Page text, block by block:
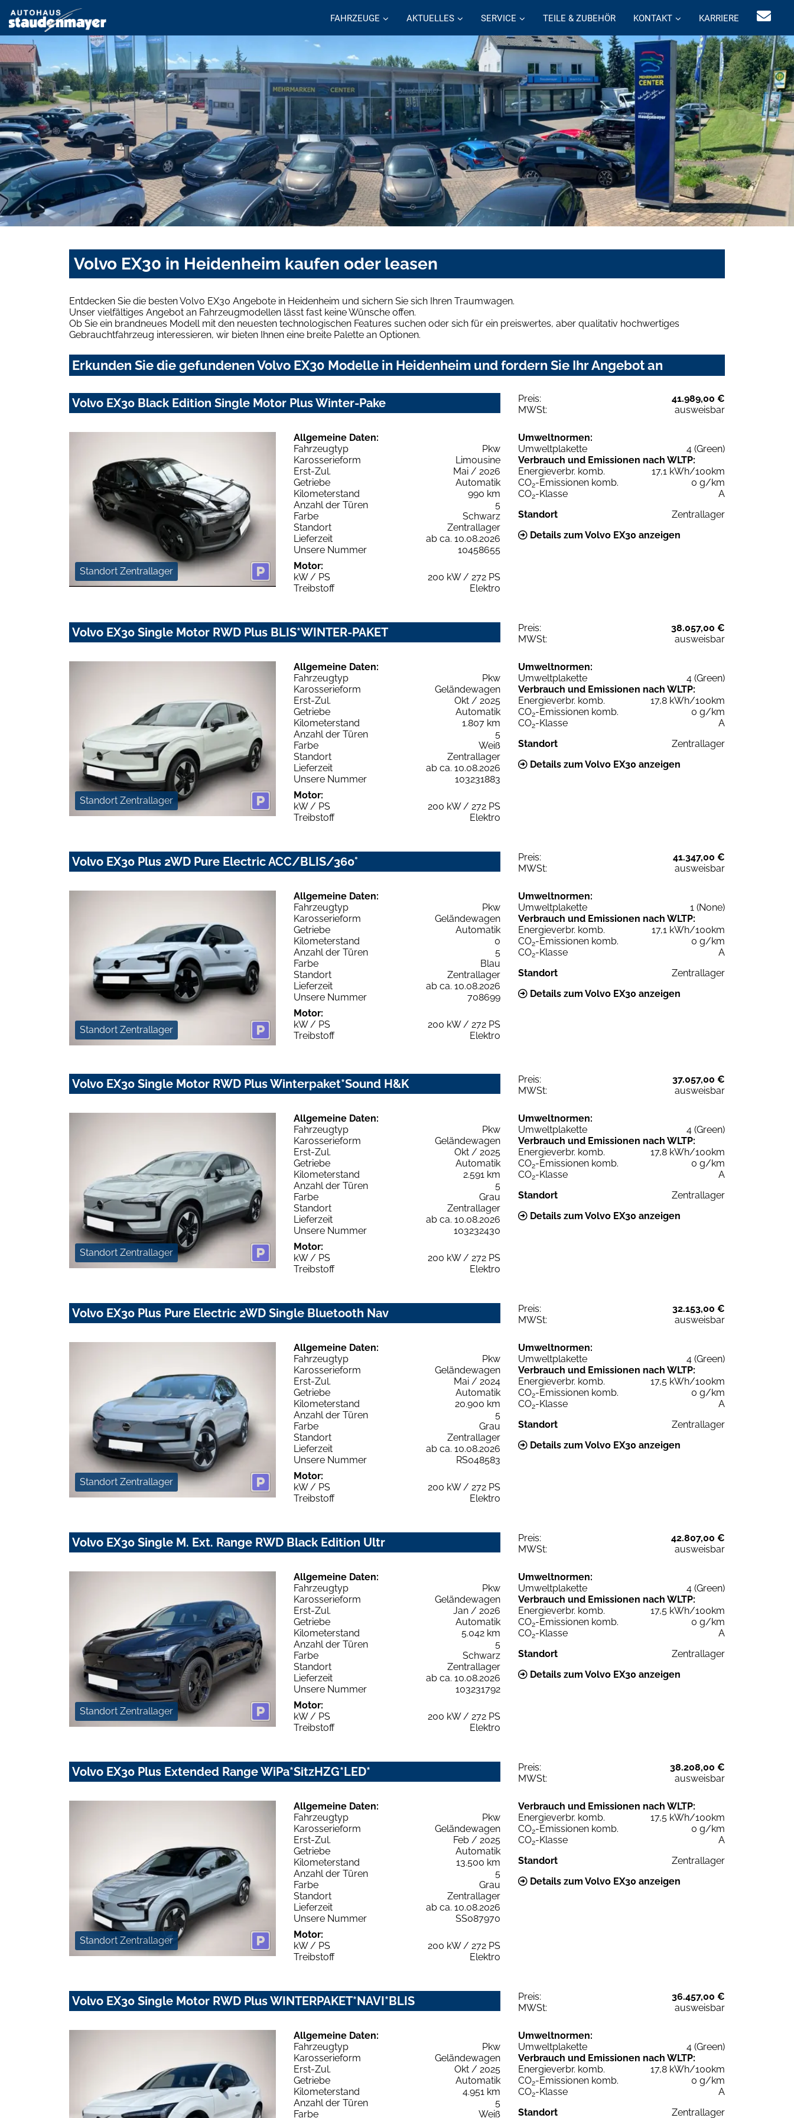
FAHRZEUGE AKTUELLES SERVICE TEILE & ZUBEHÖR KONTAKT KARRIERE
Volvo EX30 in Heidenheim kaufen oder leasen
Entdecken Sie die besten Volvo EX30 Angebote in Heidenheim und sichern Sie sich Ihren Traumwagen.
Unser vielfältiges Angebot an Fahrzeugmodellen lässt fast keine Wünsche offen.
Ob Sie ein brandneues Modell mit den neuesten technologischen Features suchen oder sich für ein preiswertes, aber qualitativ hochwertiges
Gebrauchtfahrzeug interessieren, wir bieten Ihnen eine breite Palette an Optionen.
Erkunden Sie die gefundenen Volvo EX30 Modelle in Heidenheim und fordern Sie Ihr Angebot an
Volvo EX30 Black Edition Single Motor Plus Winter-Pake Preis:
41.989,00 €
MWSt:
ausweisbar
Standort Zentrallager
Allgemeine Daten:
Fahrzeugtyp
Pkw
Karosserieform
Limousine
Erst-Zul.
Mai / 2026
Getriebe
Automatik
Kilometerstand
990 km
Anzahl der Türen
5
Farbe
Schwarz
Standort
Zentrallager
Lieferzeit
ab ca. 10.08.2026
Unsere Nummer
10458655
Motor:
kW / PS
200 kW / 272 PS
Treibstoff
Elektro
Umweltnormen:
Umweltplakette
4 (Green)
Verbrauch und Emissionen nach WLTP:
Energieverbr. komb.
17,1 kWh/100km
CO2-Emissionen komb.
0 g/km
CO2-Klasse
A
Standort
Zentrallager
Details zum Volvo EX30 anzeigen
Volvo EX30 Single Motor RWD Plus BLIS*WINTER-PAKET Preis:
38.057,00 €
MWSt:
ausweisbar
Standort Zentrallager
Allgemeine Daten:
Fahrzeugtyp
Pkw
Karosserieform
Geländewagen
Erst-Zul.
Okt / 2025
Getriebe
Automatik
Kilometerstand
1.807 km
Anzahl der Türen
5
Farbe
Weiß
Standort
Zentrallager
Lieferzeit
ab ca. 10.08.2026
Unsere Nummer
103231883
Motor:
kW / PS
200 kW / 272 PS
Treibstoff
Elektro
Umweltnormen:
Umweltplakette
4 (Green)
Verbrauch und Emissionen nach WLTP:
Energieverbr. komb.
17,8 kWh/100km
CO2-Emissionen komb.
0 g/km
CO2-Klasse
A
Standort
Zentrallager
Details zum Volvo EX30 anzeigen
Volvo EX30 Plus 2WD Pure Electric ACC/BLIS/360° Preis:
41.347,00 €
MWSt:
ausweisbar
Standort Zentrallager
Allgemeine Daten:
Fahrzeugtyp
Pkw
Karosserieform
Geländewagen
Getriebe
Automatik
Kilometerstand
0
Anzahl der Türen
5
Farbe
Blau
Standort
Zentrallager
Lieferzeit
ab ca. 10.08.2026
Unsere Nummer
708699
Motor:
kW / PS
200 kW / 272 PS
Treibstoff
Elektro
Umweltnormen:
Umweltplakette
1 (None)
Verbrauch und Emissionen nach WLTP:
Energieverbr. komb.
17,1 kWh/100km
CO2-Emissionen komb.
0 g/km
CO2-Klasse
A
Standort
Zentrallager
Details zum Volvo EX30 anzeigen
Volvo EX30 Single Motor RWD Plus Winterpaket*Sound H&K Preis:
37.057,00 €
MWSt:
ausweisbar
Standort Zentrallager
Allgemeine Daten:
Fahrzeugtyp
Pkw
Karosserieform
Geländewagen
Erst-Zul.
Okt / 2025
Getriebe
Automatik
Kilometerstand
2.591 km
Anzahl der Türen
5
Farbe
Grau
Standort
Zentrallager
Lieferzeit
ab ca. 10.08.2026
Unsere Nummer
103232430
Motor:
kW / PS
200 kW / 272 PS
Treibstoff
Elektro
Umweltnormen:
Umweltplakette
4 (Green)
Verbrauch und Emissionen nach WLTP:
Energieverbr. komb.
17,8 kWh/100km
CO2-Emissionen komb.
0 g/km
CO2-Klasse
A
Standort
Zentrallager
Details zum Volvo EX30 anzeigen
Volvo EX30 Plus Pure Electric 2WD Single Bluetooth Nav Preis:
32.153,00 €
MWSt:
ausweisbar
Standort Zentrallager
Allgemeine Daten:
Fahrzeugtyp
Pkw
Karosserieform
Geländewagen
Erst-Zul.
Mai / 2024
Getriebe
Automatik
Kilometerstand
20.900 km
Anzahl der Türen
5
Farbe
Grau
Standort
Zentrallager
Lieferzeit
ab ca. 10.08.2026
Unsere Nummer
RS048583
Motor:
kW / PS
200 kW / 272 PS
Treibstoff
Elektro
Umweltnormen:
Umweltplakette
4 (Green)
Verbrauch und Emissionen nach WLTP:
Energieverbr. komb.
17,5 kWh/100km
CO2-Emissionen komb.
0 g/km
CO2-Klasse
A
Standort
Zentrallager
Details zum Volvo EX30 anzeigen
Volvo EX30 Single M. Ext. Range RWD Black Edition Ultr Preis:
42.807,00 €
MWSt:
ausweisbar
Standort Zentrallager
Allgemeine Daten:
Fahrzeugtyp
Pkw
Karosserieform
Geländewagen
Erst-Zul.
Jan / 2026
Getriebe
Automatik
Kilometerstand
5.042 km
Anzahl der Türen
5
Farbe
Schwarz
Standort
Zentrallager
Lieferzeit
ab ca. 10.08.2026
Unsere Nummer
103231792
Motor:
kW / PS
200 kW / 272 PS
Treibstoff
Elektro
Umweltnormen:
Umweltplakette
4 (Green)
Verbrauch und Emissionen nach WLTP:
Energieverbr. komb.
17,5 kWh/100km
CO2-Emissionen komb.
0 g/km
CO2-Klasse
A
Standort
Zentrallager
Details zum Volvo EX30 anzeigen
Volvo EX30 Plus Extended Range WiPa*SitzHZG*LED* Preis:
38.208,00 €
MWSt:
ausweisbar
Standort Zentrallager
Allgemeine Daten:
Fahrzeugtyp
Pkw
Karosserieform
Geländewagen
Erst-Zul.
Feb / 2025
Getriebe
Automatik
Kilometerstand
13.500 km
Anzahl der Türen
5
Farbe
Grau
Standort
Zentrallager
Lieferzeit
ab ca. 10.08.2026
Unsere Nummer
SS087970
Motor:
kW / PS
200 kW / 272 PS
Treibstoff
Elektro
Verbrauch und Emissionen nach WLTP:
Energieverbr. komb.
17,5 kWh/100km
CO2-Emissionen komb.
0 g/km
CO2-Klasse
A
Standort
Zentrallager
Details zum Volvo EX30 anzeigen
Volvo EX30 Single Motor RWD Plus WINTERPAKET*NAVI*BLIS Preis:
36.457,00 €
MWSt:
ausweisbar
Allgemeine Daten:
Fahrzeugtyp
Pkw
Karosserieform
Geländewagen
Erst-Zul.
Okt / 2025
Getriebe
Automatik
Kilometerstand
4.951 km
Anzahl der Türen
5
Farbe
Weiß
Umweltnormen:
Umweltplakette
4 (Green)
Verbrauch und Emissionen nach WLTP:
Energieverbr. komb.
17,8 kWh/100km
CO2-Emissionen komb.
0 g/km
CO2-Klasse
A
Standort
Zentrallager